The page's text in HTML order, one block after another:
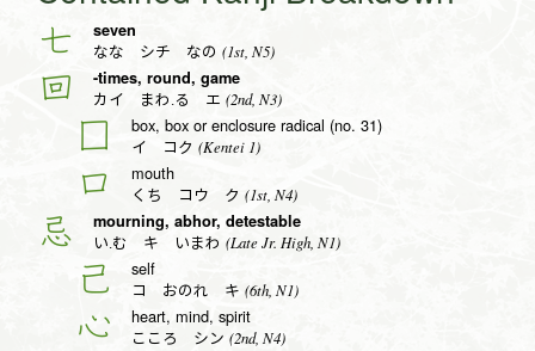
七 seven
なな シチ なの (1st, N5)
回 -times, round, game
カイ まわ.る エ (2nd, N3)
囗 box, box or enclosure radical (no. 31)
イ コク (Kentei 1)
口 mouth
くち コウ ク (1st, N4)
忌 mourning, abhor, detestable
い.む キ いまわ (Late Jr. High, N1)
己 self
コ おのれ キ (6th, N1)
心 heart, mind, spirit
こころ シン (2nd, N4)